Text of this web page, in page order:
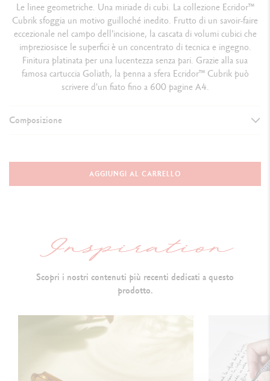
Le linee geometriche. Una miriade di cubi. La collezione Ecridor™
Cubrik sfoggia un motivo guilloché inedito. Frutto di un savoir-faire
eccezionale nel campo dell'incisione, la cascata di volumi cubici che
impreziosisce le superfici è un concentrato di tecnica e ingegno.
Finitura platinata per una lucentezza senza pari. Grazie alla sua
famosa cartuccia Goliath, la penna a sfera Ecridor™ Cubrik può
scrivere d'un fiato fino a 600 pagine A4.
Composizione
CORPO DELLA PENNA
Corpo esagonale in latta
otivo a forma divolumi cubici
Pulsante e clip flessibile con una finitura platinata
Logo e simbolo Caran d'Ache incisi al laser sul pulsante a pressione
AGGIUNGI AL CARRELLO
Scopri i nostri contenuti più recenti dedicati a questo
prodotto.